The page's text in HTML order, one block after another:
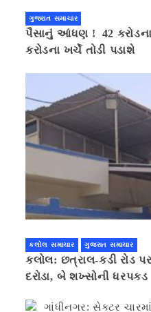
ગુજરાત સમાચાર
પૈસાનું આંધણ ! 42 કરોડના
કરોડના ખર્ચે તોડી પડાશે
કલોલ સમાચાર ગુજરાત સમાચાર
કલોલ: છત્રાલ-કડી રોડ
દરોડા, બે શખ્સોની ધરપકડ